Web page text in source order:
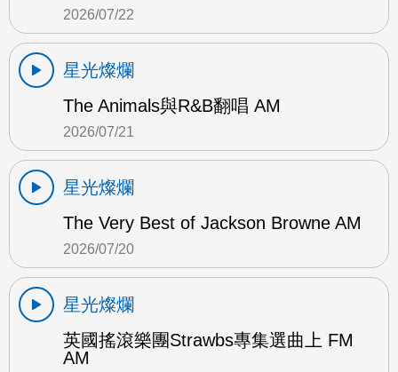
2026/07/22
星光燦爛
The Animals與R&B翻唱 AM
2026/07/21
星光燦爛
The Very Best of Jackson Browne AM
2026/07/20
星光燦爛
英國搖滾樂團Strawbs專集選曲上 FM
AM